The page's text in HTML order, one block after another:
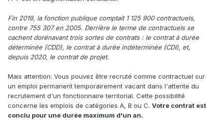
Fin 2019, la fonction publique comptait 1 125 900 contractuels,
contre 755 307 en 2005. Derrière le terme de contractuels se
cachent dorénavant trois sortes de contrats : le contrat à durée
déterminée (CDD), le contrat à durée indéterminée (CDI), et,
depuis 2020, le contrat de projet.
Mais attention: Vous pouvez être recruté comme contractuel sur
un emploi permanent temporairement vacant dans l'attente du
recrutement d'un fonctionnaire territorial. Cette possibilité
concerne les emplois de catégories A, B ou C. Votre contrat est
conclu pour une durée maximum d'un an.